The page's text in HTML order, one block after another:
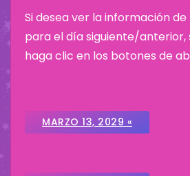
Si desea ver la información
para el día siguiente/
haga clic en los botones de
MARZO 13, 2029 «